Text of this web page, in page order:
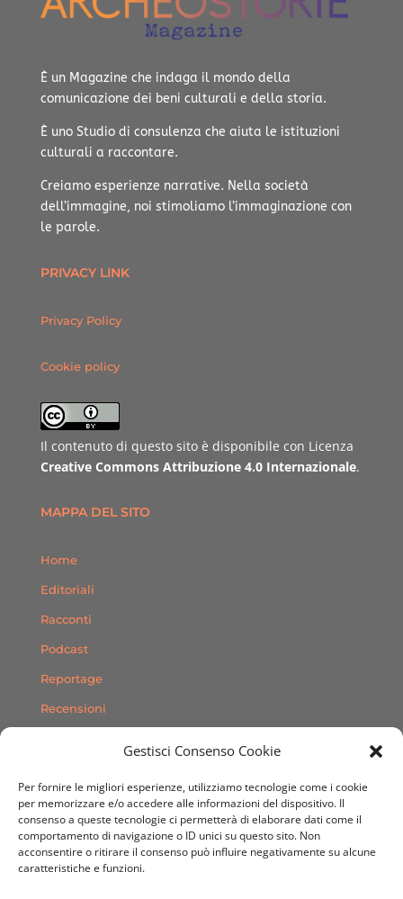
Gestisci Consenso Cookie
Per fornire le migliori esperienze, utilizziamo tecnologie come i cookie
per memorizzare e/o accedere alle informazioni del dispositivo. Il
consenso a queste tecnologie ci permetterà di elaborare dati come il
comportamento di navigazione o ID unici su questo sito. Non
acconsentire o ritirare il consenso può influire negativamente su alcune
caratteristiche e funzioni.
È un Magazine che indaga il mondo della
comunicazione dei beni culturali e della storia.
È uno Studio di consulenza che aiuta le istituzioni
culturali a raccontare.
Creiamo esperienze narrative. Nella società
dell’immagine, noi stimoliamo l’immaginazione con
le parole.
PRIVACY LINK
Privacy Policy
Cookie policy
Il contenuto di questo sito è disponibile con Licenza
Creative Commons Attribuzione 4.0 Internazionale.
MAPPA DEL SITO
Home
Editoriali
Racconti
Podcast
Reportage
Recensioni
Contatti
SEGUICI SUI SOCIAL